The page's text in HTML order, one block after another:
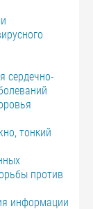
сердечно-
тонкий
против
информации